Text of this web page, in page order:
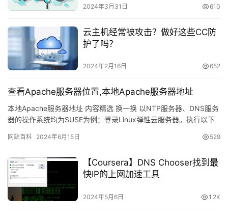
2024年3月31日 610
云主机经常被攻击？做好这些CC防
护了吗？
2024年2月16日 652
查看Apache服务器位置,本地Apache服务器地址
本地Apache服务器地址 内容精选 换一换 以NTP服务器、DNS服务
器的操作系统均为SUSE为例：登录Linux弹性云服务器。执行以下
网站百科 2024年6月15日 529
【Coursera】DNS Chooser找到最
快IP的上网加速工具
2024年5月6日 1.2K